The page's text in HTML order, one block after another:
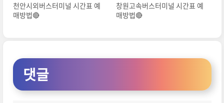
천안시외버스터미널 시간표 예
매방법🔴
창원고속버스터미널 시간표 예
매방법🔴
댓글